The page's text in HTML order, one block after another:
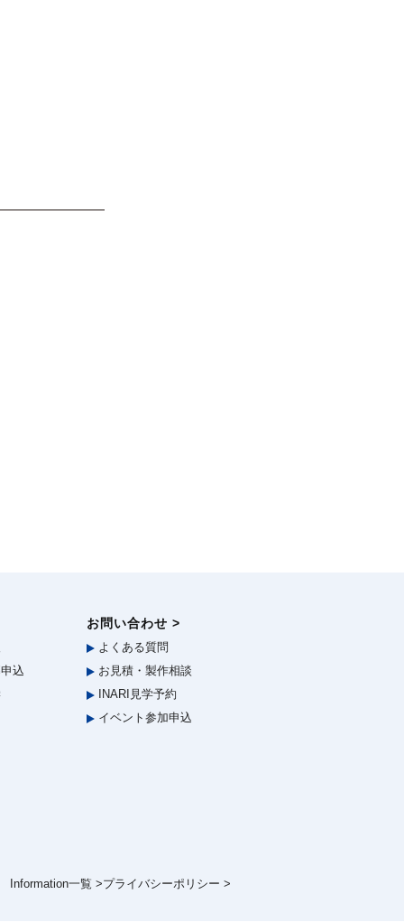
込
お問い合わせ >
よくある質問
お見積・製作相談
INARI見学予約
イベント参加申込
Information一覧 >プライバシーポリシー >